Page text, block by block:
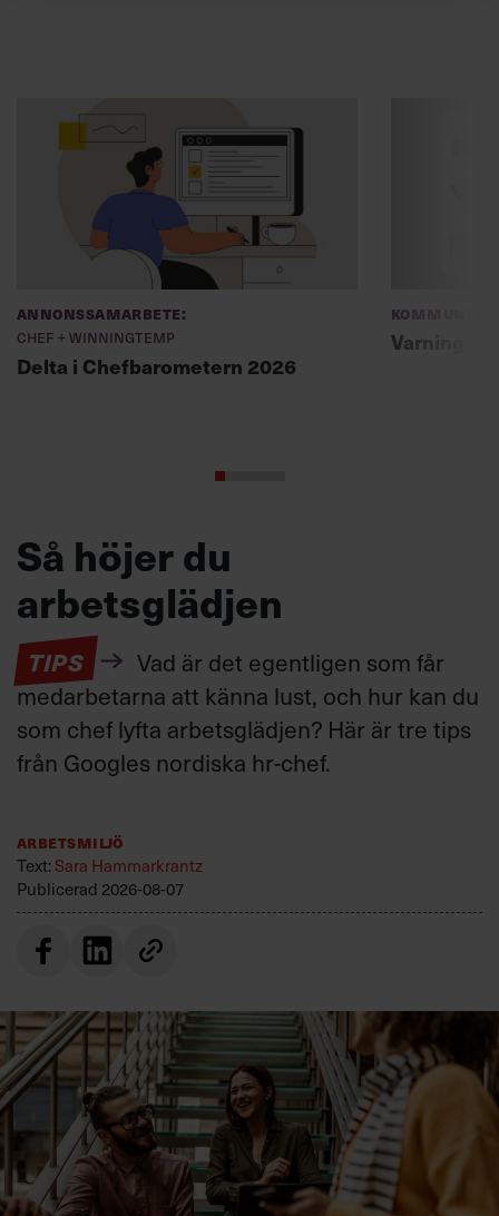
Annonssamarbete:
Chef + Winningtemp
Delta i Chefbarometern 2026
Varning
Så höjer du
arbetsglädjen
TIPS
Vad är det egentligen som får
medarbetarna att känna lust, och hur kan du
som chef lyfta arbetsglädjen? Här är tre tips
från Googles nordiska hr-chef.
Arbetsmiljö
Text:Sara Hammarkrantz
Publicerad 2026-08-07